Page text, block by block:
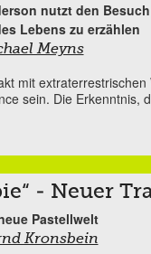
nutzt den
Lebens zu erzählen
Meyns
mit
sein. Die Erkenntnis,
- Neuer
Pastellwelt
Kronsbein